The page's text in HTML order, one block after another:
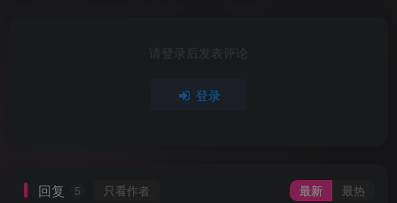
请登录后发表评论
登录
回复 5 只看作者 最新 最热